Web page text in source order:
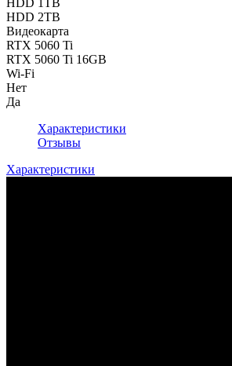
HDD 2TB
Видеокарта
RTX 5060 Ti
RTX 5060 Ti 16GB
Wi-Fi
Нет
Да
Характеристики
Отзывы
Характеристики